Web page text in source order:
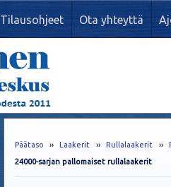
Tilausohjeet Ota yhteyttä
Päätaso ››Laakerit ››Rullalaakerit ››
24000-sarjan pallomaiset rullalaakerit